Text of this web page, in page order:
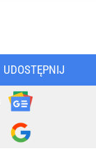
UDOSTĘPNIJ